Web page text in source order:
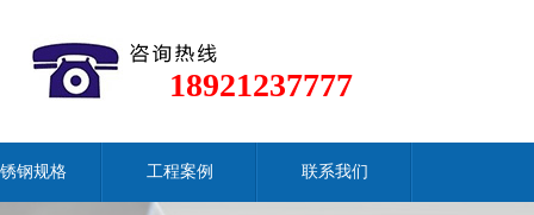
18921237777
钢规格 工程案例 联系我们